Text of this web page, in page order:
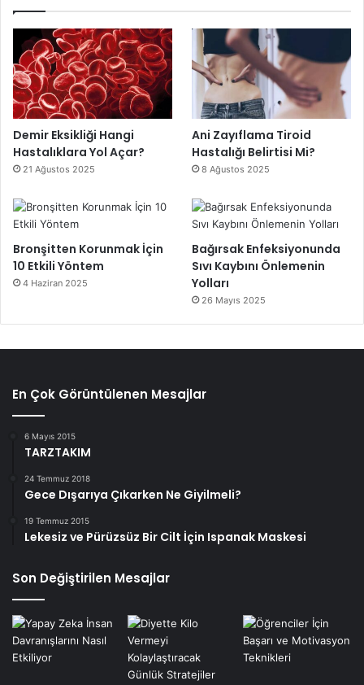
Demir Eksikliği Hangi
Hastalıklara Yol Açar?
21 Ağustos 2025
Ani Zayıflama Tiroid
Hastalığı Belirtisi Mi?
8 Ağustos 2025
Bronşitten Korunmak İçin
10 Etkili Yöntem
4 Haziran 2025
Bağırsak Enfeksiyonunda
Sıvı Kaybını Önlemenin
Yolları
26 Mayıs 2025
En Çok Görüntülenen Mesajlar
6 Mayıs 2015
TARZTAKIM
24 Temmuz 2018
Gece Dışarıya Çıkarken Ne Giyilmeli?
19 Temmuz 2015
Lekesiz ve Pürüzsüz Bir Cilt İçin Ispanak Maskesi
Son Değiştirilen Mesajlar